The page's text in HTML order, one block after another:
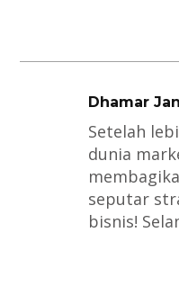
Dhamar
Setelah
dunia
seputar
bisnis!